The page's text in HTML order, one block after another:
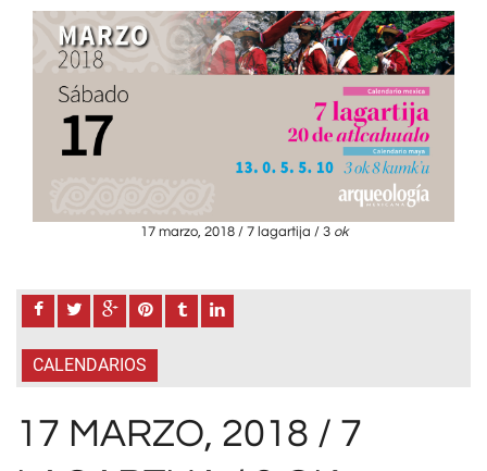
17 marzo, 2018 / 7 lagartija / 3 ok
CALENDARIOS
17 MARZO, 2018 / 7